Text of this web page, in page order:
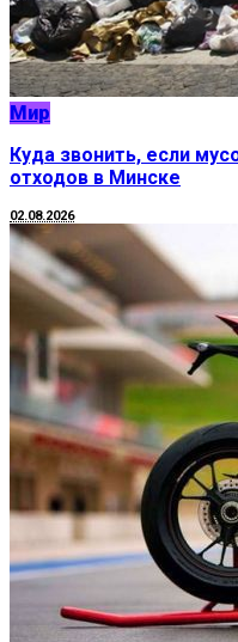
Мир
Куда звонить, если
отходов в Минске
02.08.2026